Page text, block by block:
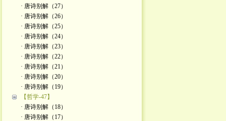
· 唐诗别解（27）
· 唐诗别解（26）
· 唐诗别解（25）
· 唐诗别解（24）
· 唐诗别解（23）
· 唐诗别解（22）
· 唐诗别解（21）
· 唐诗别解（20）
· 唐诗别解（19）
【哲学-47】
· 唐诗别解（18）
· 唐诗别解（17）